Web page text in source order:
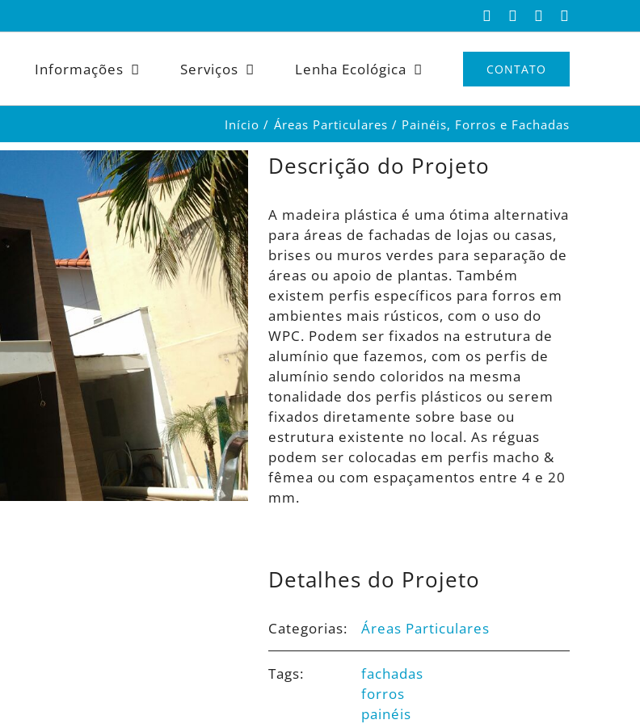
FacebookInstagram
Informações Serviços Lenha Ecológica CONTATO
Início Áreas Particulares Painéis, Forros e Fachadas
Descrição do Projeto
A madeira plástica é uma ótima alternativa
para áreas de fachadas de lojas ou casas,
brises ou muros verdes para separação de
áreas ou apoio de plantas. Também
existem perfis específicos para forros em
ambientes mais rústicos, com o uso do
WPC. Podem ser fixados na estrutura de
alumínio que fazemos, com os perfis de
alumínio sendo coloridos na mesma
tonalidade dos perfis plásticos ou serem
fixados diretamente sobre base ou
estrutura existente no local. As réguas
podem ser colocadas em perfis macho &
fêmea ou com espaçamentos entre 4 e 20
mm.
Detalhes do Projeto
Categorias: Áreas Particulares
Tags:
fachadas
forros
painéis